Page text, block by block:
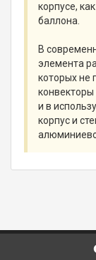
корпусе,
баллона.
В
элемента
которых не
и в
корпус и